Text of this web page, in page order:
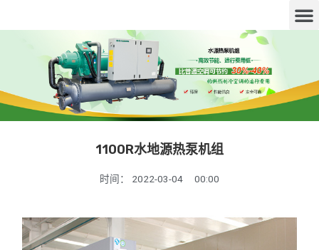
1100R水地源热泵机组
时间： 2022-03-04 00:00